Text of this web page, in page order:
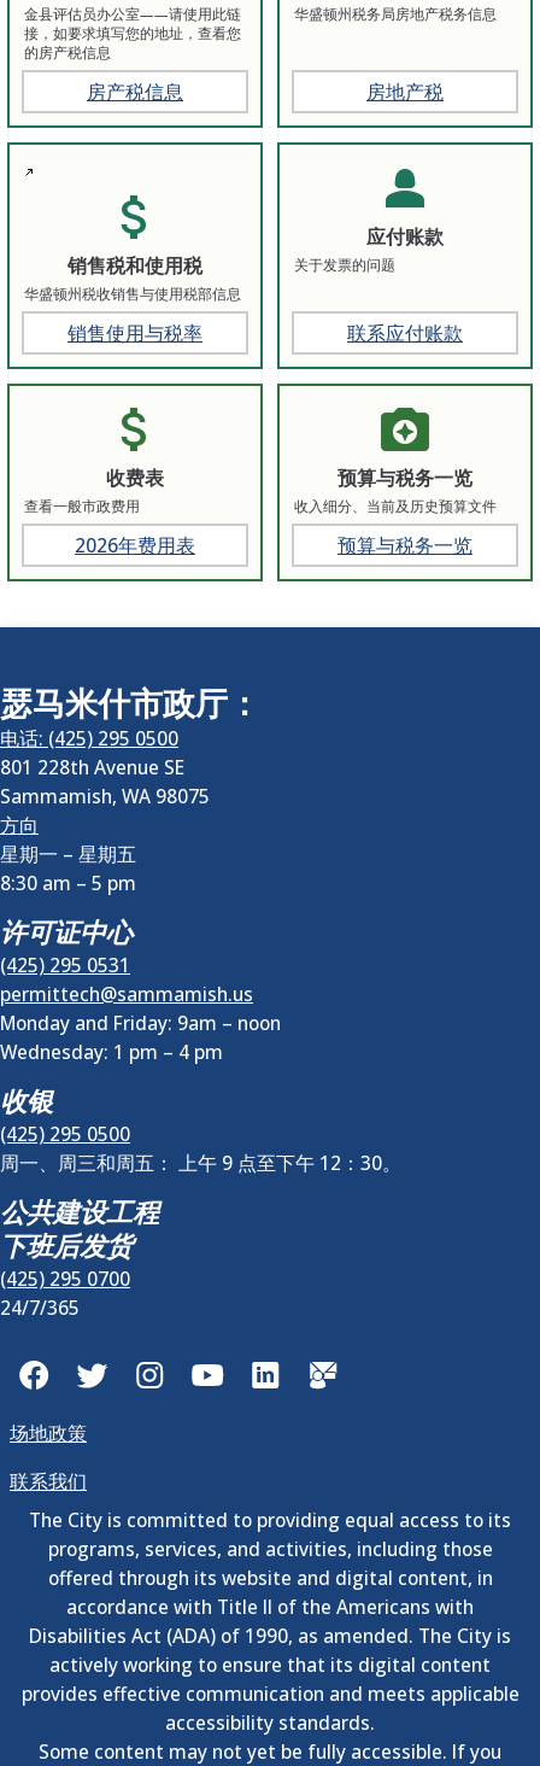
金县评估员办公室——请使用此链
接，如要求填写您的地址，查看您
的房产税信息
房产税信息
华盛顿州税务局房地产税务信息
房地产税
销售税和使用税
attach_money
华盛顿州税收销售与使用税部信息
销售使用与税率
应付账款
person_2
关于发票的问题
联系应付账款
收费表
attach_money
查看一般市政费用
2026年费用表
预算与税务一览
camera_enhance
收入细分、当前及历史预算文件
预算与税务一览
瑟马米什市政厅：
电话: (425) 295 0500
801 228th Avenue SE
Sammamish, WA 98075
方向
星期一 – 星期五
8:30 am – 5 pm
许可证中心
(425) 295 0531
permittech@sammamish.us
Monday and Friday: 9am – noon
Wednesday: 1 pm – 4 pm
收银
(425) 295 0500
周一、周三和周五： 上午 9 点至下午 12：30。
公共建设工程
下班后发货
(425) 295 0700
24/7/365
FacebookTwitterInstagramYouTubeLinkedInGovDelivery
场地政策
联系我们
The City is committed to providing equal access to its
programs, services, and activities, including those
offered through its website and digital content, in
accordance with Title II of the Americans with
Disabilities Act (ADA) of 1990, as amended. The City is
actively working to ensure that its digital content
provides effective communication and meets applicable
accessibility standards.
Some content may not yet be fully accessible. If you